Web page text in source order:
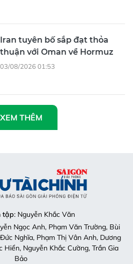
Iran tuyên bố sắp đạt thỏa
thuận với Oman về Hormuz
03/08/2026 01:53
XEM THÊM
tập: Nguyễn Khắc Văn
Ngọc Anh, Phạm Văn Trường, Bùi
Nghĩa, Phạm Thị Vân Anh, Dương
Nguyễn Khắc Cường, Trần Gia
Bảo